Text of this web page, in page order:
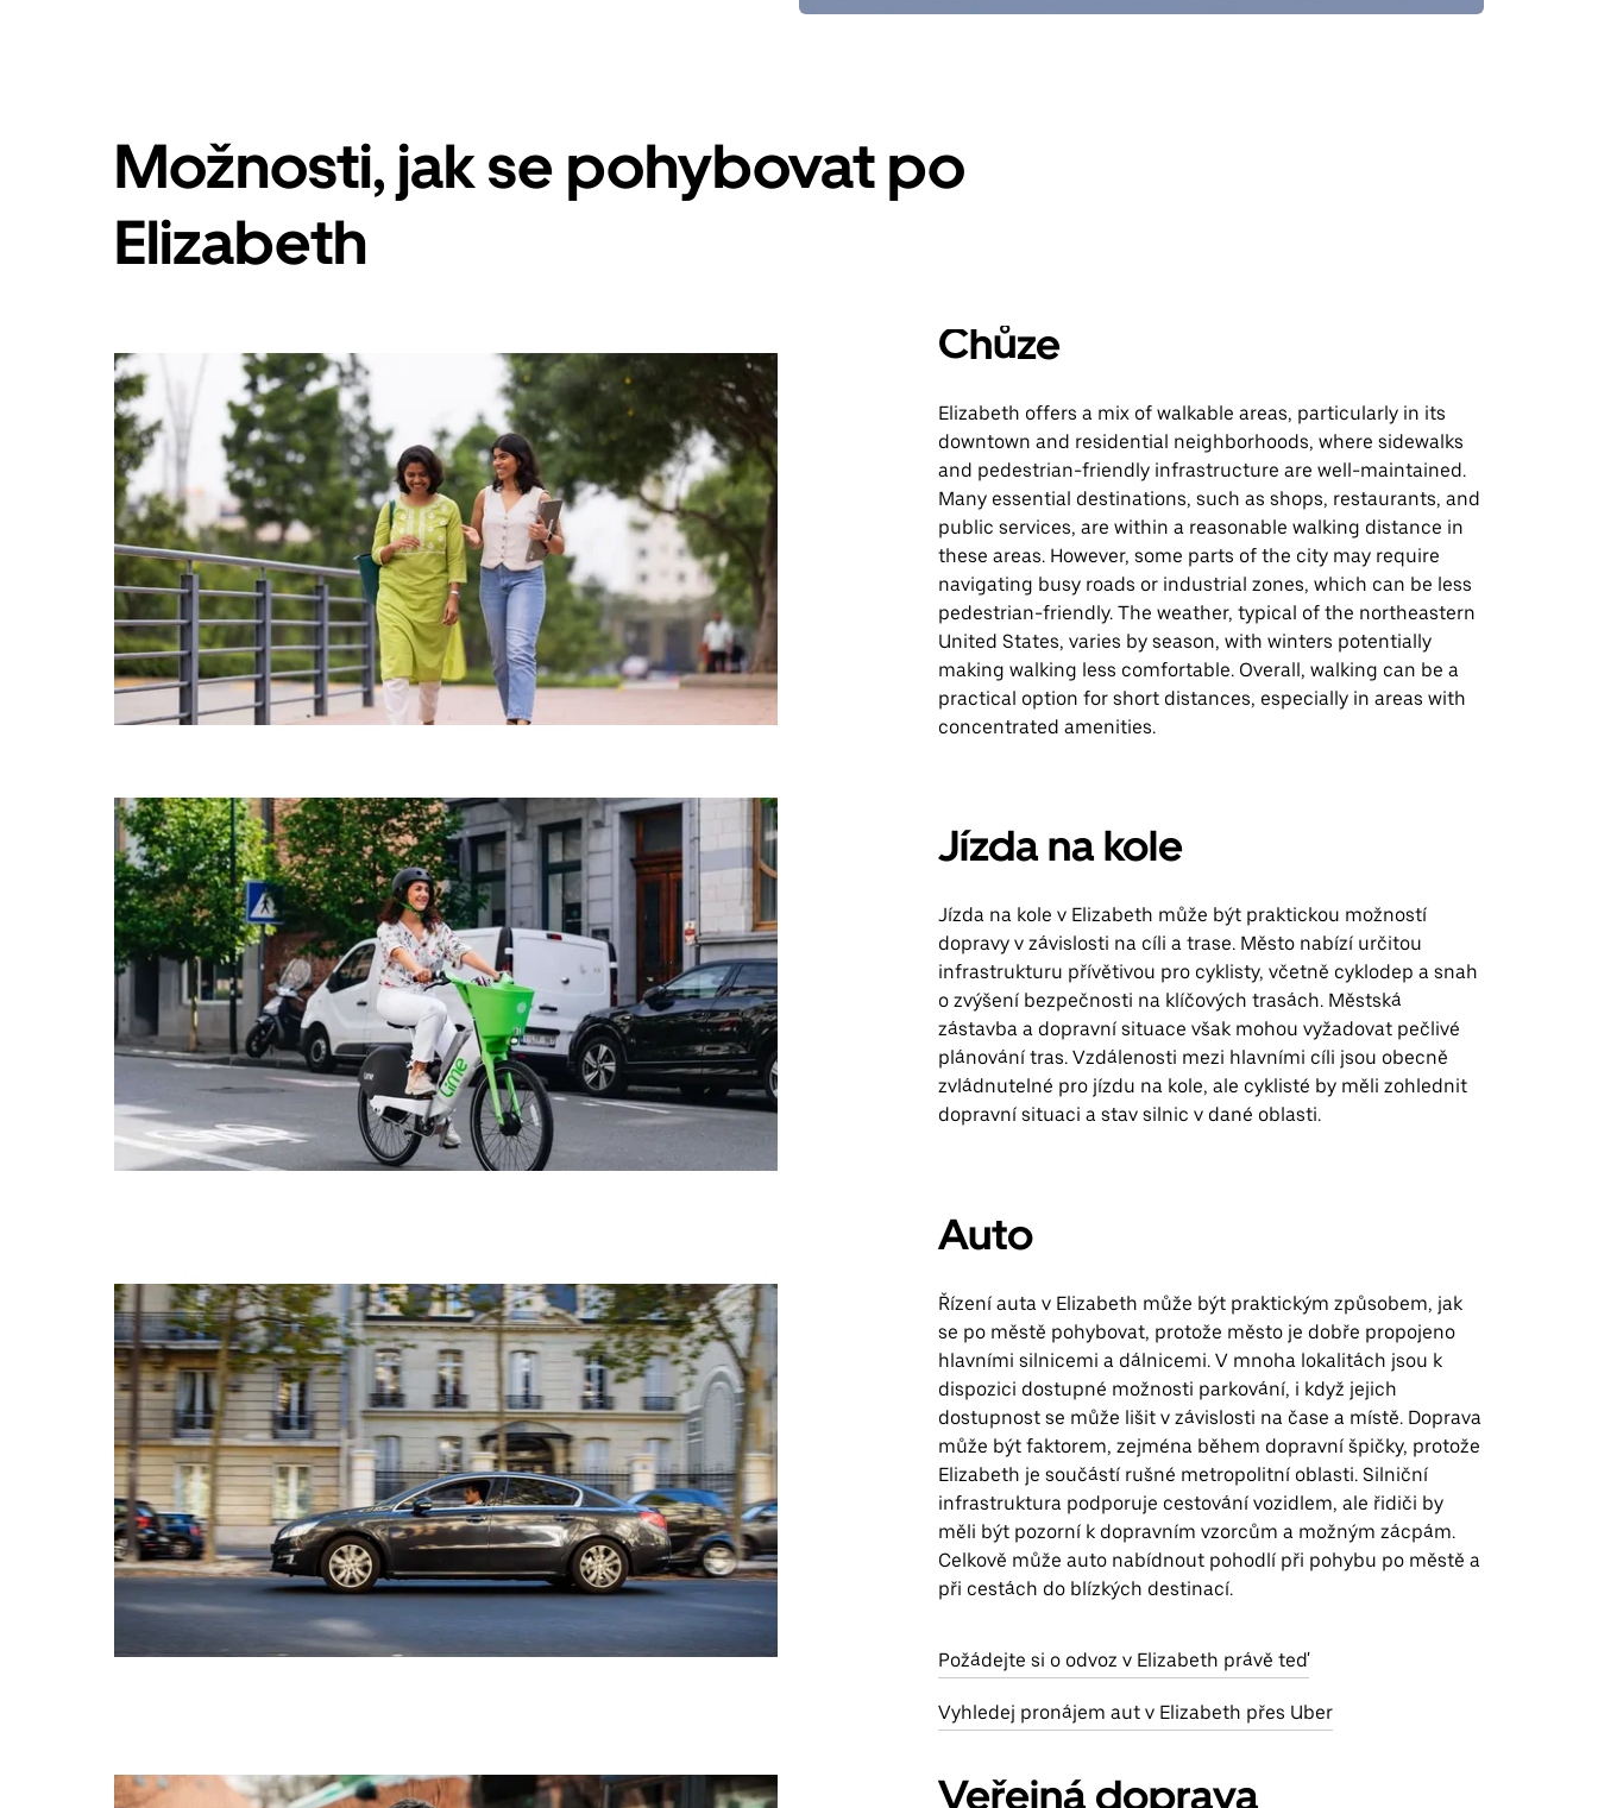
Stisknutím
klávesy
zavřeš
kalendář.
Možnosti, jak se pohybovat po
Elizabeth
Chůze
Elizabeth offers a mix of walkable areas, particularly in its
downtown and residential neighborhoods, where sidewalks
and pedestrian-friendly infrastructure are well-maintained.
Many essential destinations, such as shops, restaurants, and
public services, are within a reasonable walking distance in
these areas. However, some parts of the city may require
navigating busy roads or industrial zones, which can be less
pedestrian-friendly. The weather, typical of the northeastern
United States, varies by season, with winters potentially
making walking less comfortable. Overall, walking can be a
practical option for short distances, especially in areas with
concentrated amenities.
Jízda na kole
Jízda na kole v Elizabeth může být praktickou možností
dopravy v závislosti na cíli a trase. Město nabízí určitou
infrastrukturu přívětivou pro cyklisty, včetně cyklodep a snah
o zvýšení bezpečnosti na klíčových trasách. Městská
zástavba a dopravní situace však mohou vyžadovat pečlivé
plánování tras. Vzdálenosti mezi hlavními cíli jsou obecně
zvládnutelné pro jízdu na kole, ale cyklisté by měli zohlednit
dopravní situaci a stav silnic v dané oblasti.
Auto
Řízení auta v Elizabeth může být praktickým způsobem, jak
se po městě pohybovat, protože město je dobře propojeno
hlavními silnicemi a dálnicemi. V mnoha lokalitách jsou k
dispozici dostupné možnosti parkování, i když jejich
dostupnost se může lišit v závislosti na čase a místě. Doprava
může být faktorem, zejména během dopravní špičky, protože
Elizabeth je součástí rušné metropolitní oblasti. Silniční
infrastruktura podporuje cestování vozidlem, ale řidiči by
měli být pozorní k dopravním vzorcům a možným zácpám.
Celkově může auto nabídnout pohodlí při pohybu po městě a
při cestách do blízkých destinací.
Požádejte si o odvoz v Elizabeth právě teď
Vyhledej pronájem aut v Elizabeth přes Uber
Veřejná doprava